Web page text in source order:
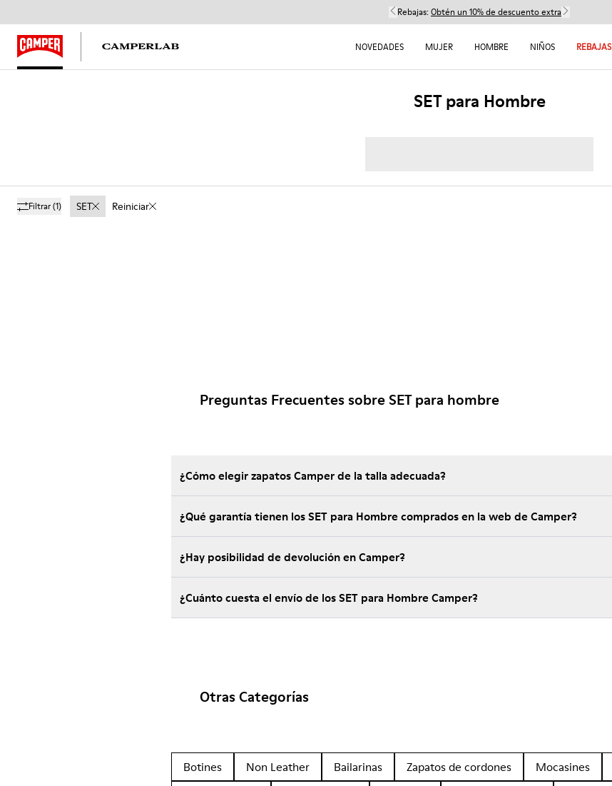
Rebajas: Obtén un 10% de descuento extra
NOVEDADES MUJER HOMBRE NIÑOS REBAJAS
SET para Hombre
Filtrar(1) SET Reiniciar
Preguntas Frecuentes sobre SET para hombre
¿Cómo elegir zapatos Camper de la talla adecuada?
¿Qué garantía tienen los SET para Hombre comprados en la web de Camper?
¿Hay posibilidad de devolución en Camper?
¿Cuánto cuesta el envío de los SET para Hombre Camper?
Otras Categorías
Botines Non Leather Bailarinas Zapatos de cordones Mocasines